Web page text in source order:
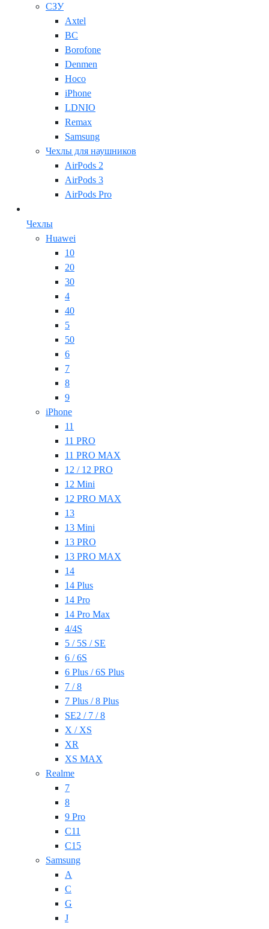
СЗУ
Axtel
BC
Borofone
Denmen
Hoco
iPhone
LDNIO
Remax
Samsung
Чехлы для наушников
AirPods 2
AirPods 3
AirPods Pro
Чехлы
Huawei
10
20
30
4
40
5
50
6
7
8
9
iPhone
11
11 PRO
11 PRO MAX
12 / 12 PRO
12 Mini
12 PRO MAX
13
13 Mini
13 PRO
13 PRO MAX
14
14 Plus
14 Pro
14 Pro Max
4/4S
5 / 5S / SE
6 / 6S
6 Plus / 6S Plus
7 / 8
7 Plus / 8 Plus
SE2 / 7 / 8
X / XS
XR
XS MAX
Realme
7
8
9 Pro
C11
C15
Samsung
A
C
G
J